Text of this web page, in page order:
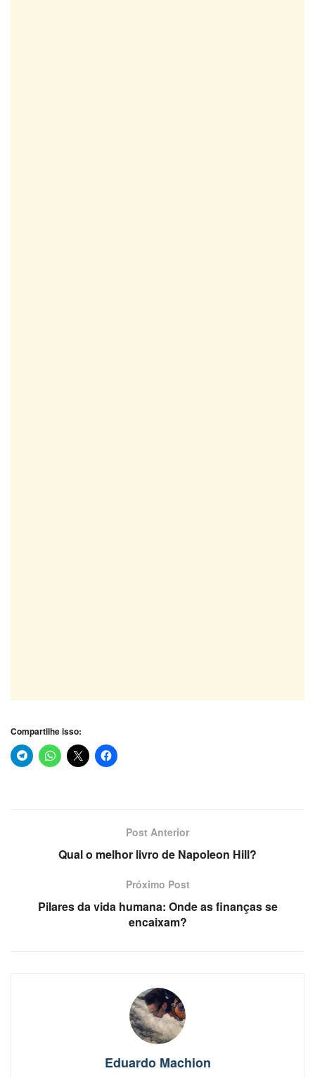
Compartilhe isso:
Post Anterior
Qual o melhor livro de Napoleon Hill?
Próximo Post
Pilares da vida humana: Onde as finanças se
encaixam?
Eduardo Machion